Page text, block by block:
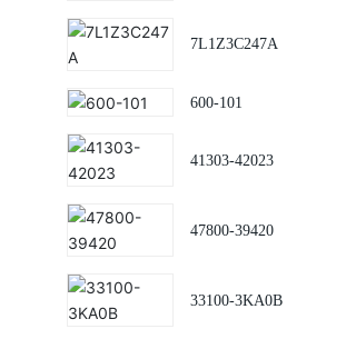
7L1Z3C247A
600-101
41303-42023
47800-39420
33100-3KA0B